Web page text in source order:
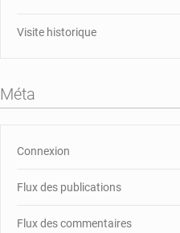
Visite historique
Méta
Connexion
Flux des publications
Flux des commentaires